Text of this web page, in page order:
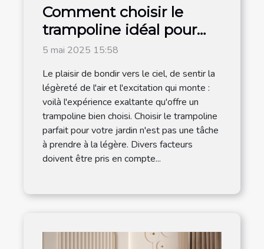
Comment choisir le
trampoline idéal pour
votre jardin
5 mai 2025 15:58
Le plaisir de bondir vers le ciel, de sentir la
légèreté de l'air et l'excitation qui monte :
voilà l'expérience exaltante qu'offre un
trampoline bien choisi. Choisir le trampoline
parfait pour votre jardin n'est pas une tâche
à prendre à la légère. Divers facteurs
doivent être pris en compte...